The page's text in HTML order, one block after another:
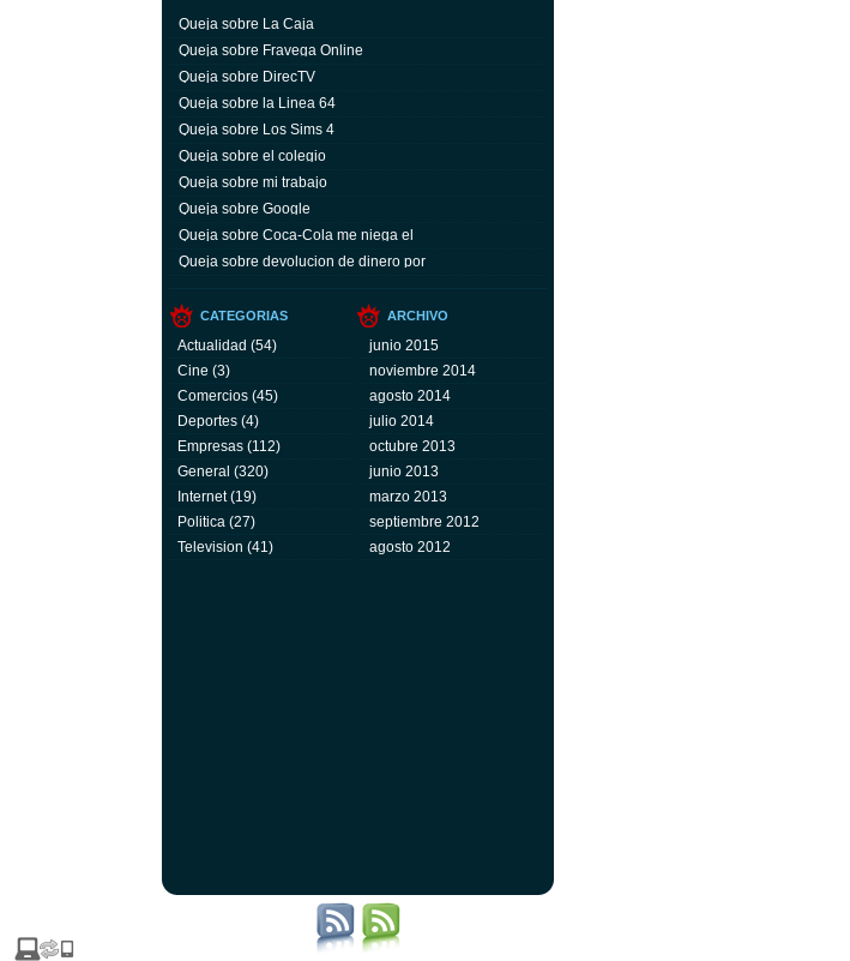
Queja sobre La Caja
Queja sobre Fravega Online
Queja sobre DirecTV
Queja sobre la Linea 64
Queja sobre Los Sims 4
Queja sobre el colegio
Queja sobre mi trabajo
Queja sobre Google
Queja sobre Coca-Cola me niega el
servicio y facturas
Queja sobre devolucion de dinero por
CATEGORIAS ARCHIVO
Actualidad (54)
Cine (3)
Comercios (45)
Deportes (4)
Empresas (112)
General (320)
Internet(19)
Politica (27)
Television (41)
junio 2015
noviembre 2014
agosto 2014
julio 2014
octubre 2013
junio 2013
marzo 2013
septiembre 2012
agosto 2012